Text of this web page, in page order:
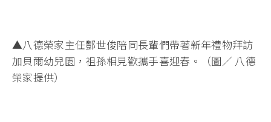
▲八德榮家主任酆世俊陪同長輩們帶著新年禮物拜訪
加貝爾幼兒園，祖孫相見歡攜手喜迎春。（圖／ 八德
榮家提供）